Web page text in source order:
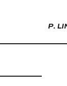
P.